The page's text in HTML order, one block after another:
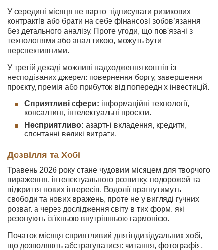
У середині місяця не варто підписувати ризикових
контрактів або брати на себе фінансові зобов’язання
без детального аналізу. Проте угоди, що пов'язані з
технологіями або аналітикою, можуть бути
перспективними.
У третій декаді можливі надходження коштів із
несподіваних джерел: повернення боргу, завершення
проєкту, премія або прибуток від попередніх інвестицій.
Сприятливі сфери: інформаційні технології,
консалтинг, інтелектуальні проєкти.
Несприятливо: азартні вкладення, кредити,
спонтанні великі витрати.
Дозвілля та Хобі
Травень 2026 року стане чудовим місяцем для творчого
вираження, інтелектуального розвитку, подорожей та
відкриття нових інтересів. Водолії прагнутимуть
свободи та нових вражень, проте не у вигляді гучних
розваг, а через дослідження світу в тих форм, які
резонують із їхньою внутрішньою гармонією.
Початок місяця сприятливий для індивідуальних хобі,
що дозволяють абстрагуватися: читання, фотографія,